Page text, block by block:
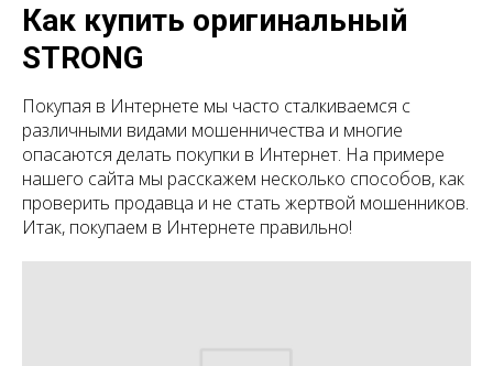
Как купить оригинальный
STRONG
Покупая в Интернете мы часто сталкиваемся с
различными видами мошенничества и многие
опасаются делать покупки в Интернет. На примере
нашего сайта мы расскажем несколько способов, как
проверить продавца и не стать жертвой мошенников.
Итак, покупаем в Интернете правильно!